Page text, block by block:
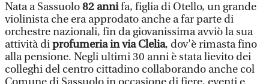
Nata a Sassuolo82 annifa, figlia di Otello, un grande
violinista che era approdato anche a far parte di
orchestre nazionali, fin da giovanissima avviò la sua
attività diprofumeria in via Clelia, dov'è rimasta fino
alla pensione. Negli ultimi 30 anni è stata lievito dei
colleghi del centro cittadino collaborando anche col